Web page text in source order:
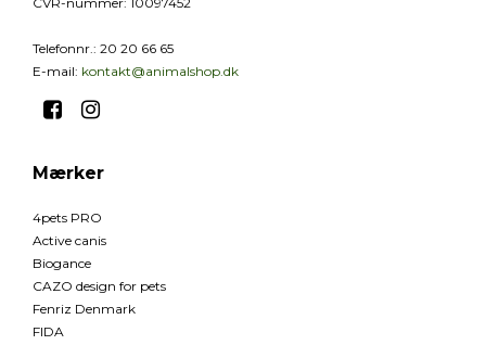
Telefonnr.: 20 20 66 65
E-mail: kontakt@animalshop.dk
Mærker
4pets PRO
Active canis
Biogance
CAZO design for pets
Fenriz Denmark
FIDA